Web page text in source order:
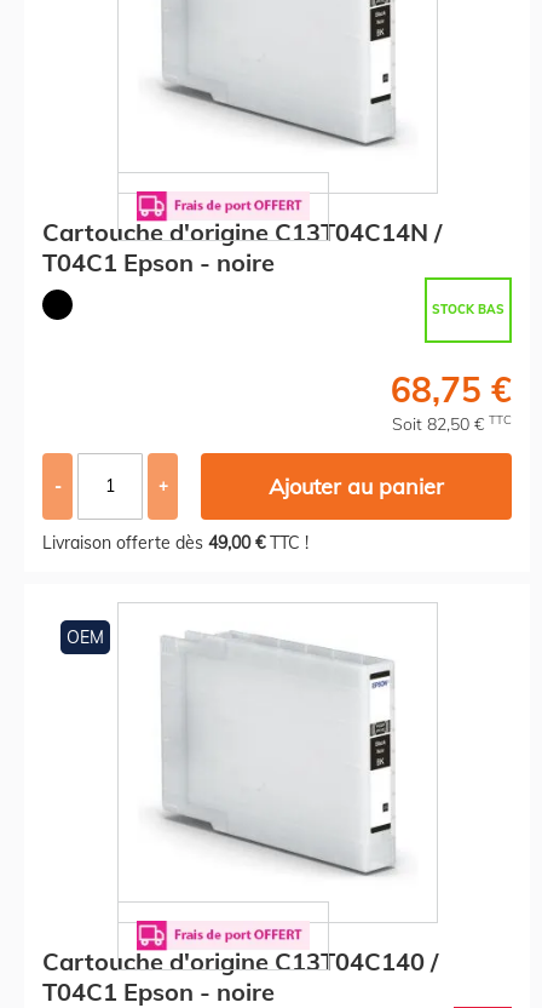
Cartouche d'origine C13T04C14N /
T04C1 Epson - noire
STOCK BAS
68,75 €
Soit 82,50 € TTC
- + Ajouter au panier
Livraison offerte dès 49,00 €TTC !
OEM
Cartouche d'origine C13T04C140 /
T04C1 Epson - noire